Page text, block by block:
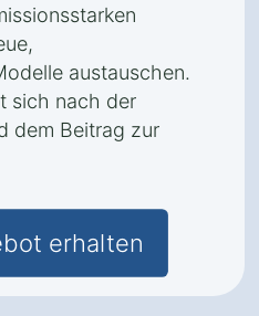
austauschen.
sich nach der
dem Beitrag zur
erhalten